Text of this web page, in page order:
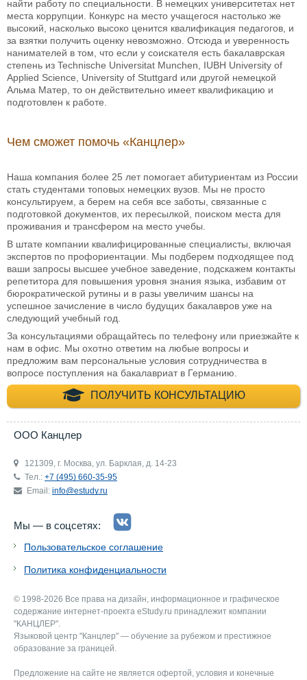
найти работу по специальности. В немецких университетах нет
места коррупции. Конкурс на место учащегося настолько же
высокий, насколько высоко ценится квалификация педагогов, и
за взятки получить оценку невозможно. Отсюда и уверенность
нанимателей в том, что если у соискателя есть бакалаврская
степень из Technische Universitat Munchen, IUBH University of
Applied Science, University of Stuttgard или другой немецкой
Альма Матер, то он действительно имеет квалификацию и
подготовлен к работе.
Чем сможет помочь «Канцлер»
Наша компания более 25 лет помогает абитуриентам из России
стать студентами топовых немецких вузов. Мы не просто
консультируем, а берем на себя все заботы, связанные с
подготовкой документов, их пересылкой, поиском места для
проживания и трансфером на место учебы.
В штате компании квалифицированные специалисты, включая
экспертов по профориентации. Мы подберем подходящее под
ваши запросы высшее учебное заведение, подскажем контакты
репетитора для повышения уровня знания языка, избавим от
бюрократической рутины и в разы увеличим шансы на
успешное зачисление в число будущих бакалавров уже на
следующий учебный год.
За консультациями обращайтесь по телефону или приезжайте к
нам в офис. Мы охотно ответим на любые вопросы и
предложим вам персональные условия сотрудничества в
вопросе поступления на бакалавриат в Германию.
ПОЛУЧИТЬ КОНСУЛЬТАЦИЮ
+7 (495) 660-35-
ООО Канцлер
121309, г. Москва, ул. Барклая, д. 14-23
Тел.: +7 (495) 660-35-95
Email: info@estudy.ru
Мы — в соцсетях:
Пользовательское соглашение
Политика конфиденциальности
© 1998-2026 Все права на дизайн, информационное и графическое
содержание интернет-проекта eStudy.ru принадлежит компании
"КАНЦЛЕР".
Языковой центр "Канцлер" — обучение за рубежом и престижное
образование за границей.
Предложение на сайте не является офертой, условия и конечные